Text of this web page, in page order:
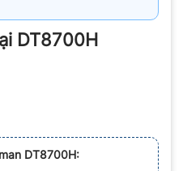
DT8700H
DT8700H: